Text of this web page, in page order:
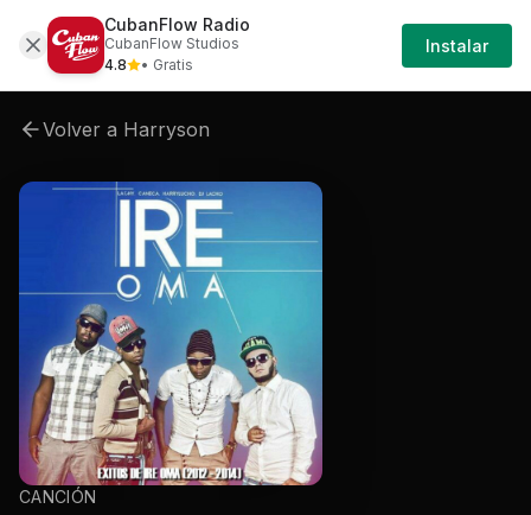
Artistas Harryson Harryson-ire-oma
Volver a Harryson
CANCIÓN
CubanFlow Radio
CubanFlow Studios
4.8
• Gratis
Instalar